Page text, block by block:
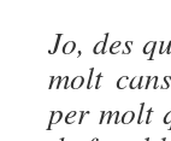
Jo, des
molt
per molt